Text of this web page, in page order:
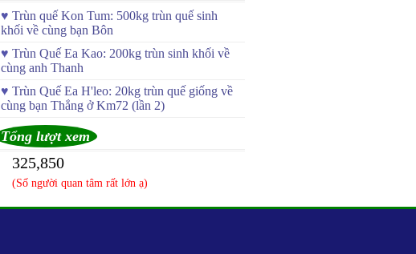
♥ Trùn quế Kon Tum: 500kg trùn quế sinh
khối về cùng bạn Bôn
♥ Trùn Quế Ea Kao: 200kg trùn sinh khối về
cùng anh Thanh
♥ Trùn Quế Ea H'leo: 20kg trùn quế giống về
cùng bạn Thắng ở Km72 (lần 2)
Tổng lượt xem
325,850
(Số người quan tâm rất lớn ạ)